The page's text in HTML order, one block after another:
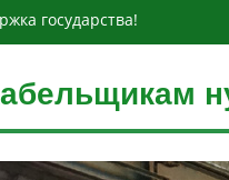
государства!